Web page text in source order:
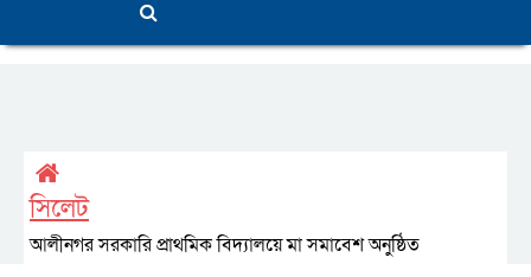
সিলেট
আলীনগর সরকারি প্রাথমিক বিদ্যালয়ে মা সমাবেশ অনুষ্ঠিত